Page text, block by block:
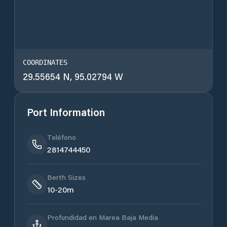
COORDINATES
29.55654 N, 95.02794 W
Port Information
Teléfono
2814744450
Berth Sizes
10-20m
Profundidad en Marea Baja Media